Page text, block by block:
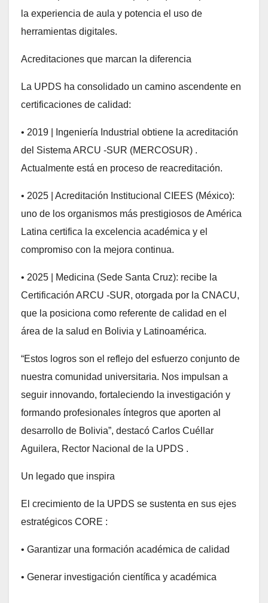
la experiencia de aula y potencia el uso de
herramientas digitales.
Acreditaciones que marcan la diferencia
La UPDS ha consolidado un camino ascendente en
certificaciones de calidad:
• 2019 | Ingeniería Industrial obtiene la acreditación
del Sistema ARCU -SUR (MERCOSUR) .
Actualmente está en proceso de reacreditación.
• 2025 | Acreditación Institucional CIEES (México):
uno de los organismos más prestigiosos de América
Latina certifica la excelencia académica y el
compromiso con la mejora continua.
• 2025 | Medicina (Sede Santa Cruz): recibe la
Certificación ARCU -SUR, otorgada por la CNACU,
que la posiciona como referente de calidad en el
área de la salud en Bolivia y Latinoamérica.
“Estos logros son el reflejo del esfuerzo conjunto de
nuestra comunidad universitaria. Nos impulsan a
seguir innovando, fortaleciendo la investigación y
formando profesionales íntegros que aporten al
desarrollo de Bolivia”, destacó Carlos Cuéllar
Aguilera, Rector Nacional de la UPDS .
Un legado que inspira
El crecimiento de la UPDS se sustenta en sus ejes
estratégicos CORE :
• Garantizar una formación académica de calidad
• Generar investigación científica y académica